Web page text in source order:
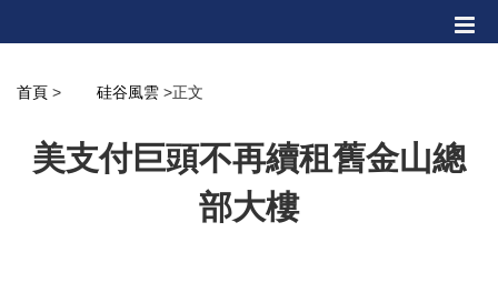
首頁 > 硅谷風雲 >正文
美支付巨頭不再續租舊金山總
部大樓